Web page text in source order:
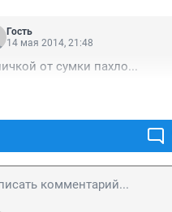
Гость
14 мая 2014, 21:48
от сумки пахло...